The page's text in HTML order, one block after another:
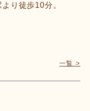
り徒歩10分。
一覧 >